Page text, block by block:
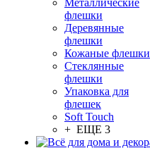
Металлические
флешки
Деревянные
флешки
Кожаные флешки
Стеклянные
флешки
Упаковка для
флешек
Soft Touch
+ ЕЩЕ 3